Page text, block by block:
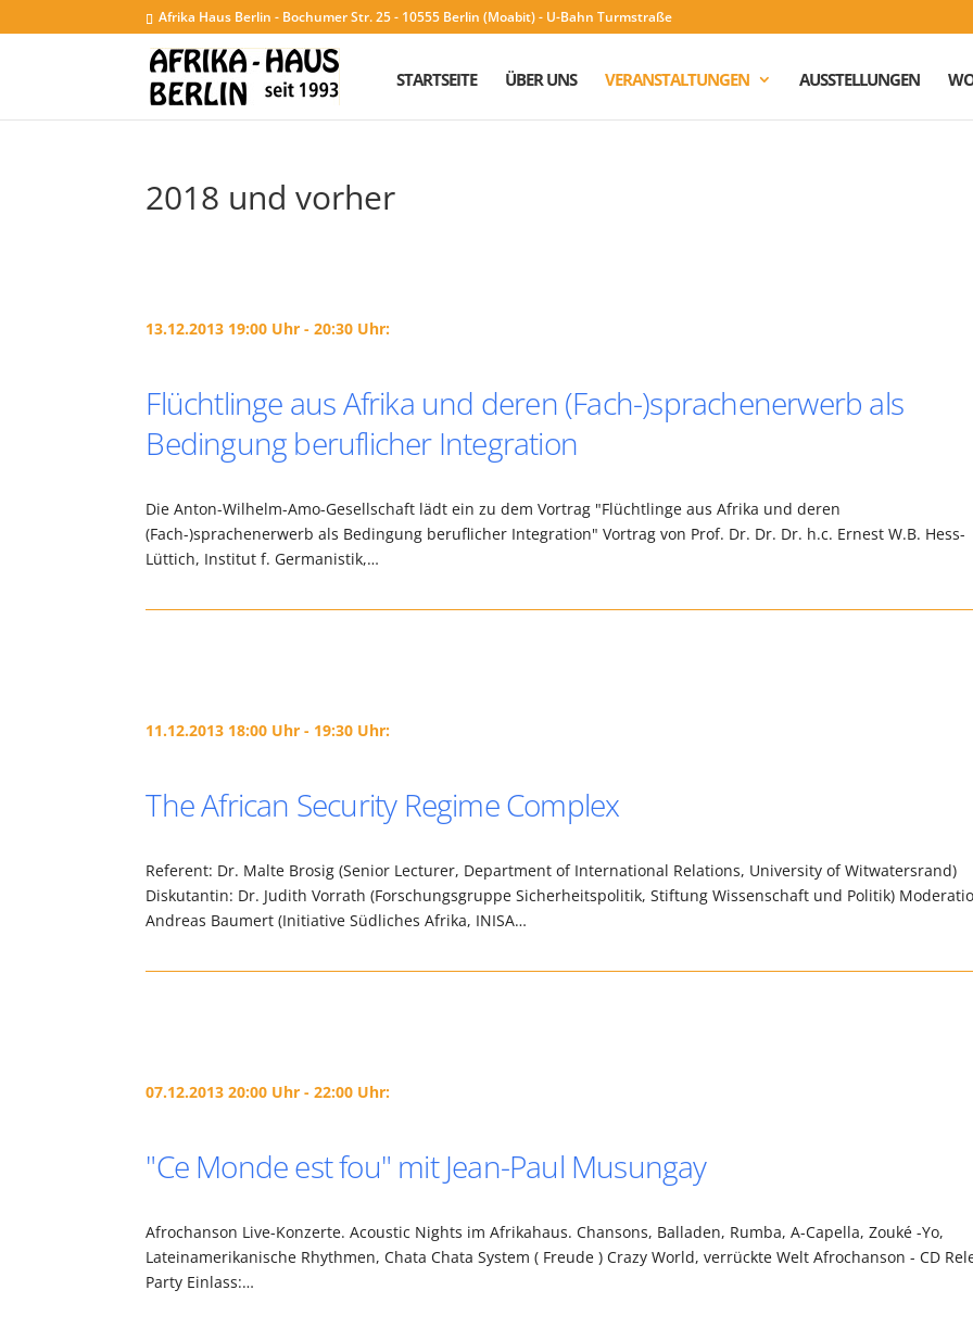
Afrika Haus Berlin - Bochumer Str. 25 - 10555 Berlin (Moabit) - U-Bahn Turmstraße
STARTSEITE ÜBER UNS VERANSTALTUNGEN AUSSTELLUNGEN
2018 und vorher
13.12.2013 19:00 Uhr - 20:30 Uhr:
Flüchtlinge aus Afrika und deren (Fach-)sprachenerwerb als
Bedingung beruflicher Integration
Die Anton-Wilhelm-Amo-Gesellschaft lädt ein zu dem Vortrag "Flüchtlinge aus Afrika und deren
(Fach-)sprachenerwerb als Bedingung beruflicher Integration" Vortrag von Prof. Dr. Dr. Dr. h.c. Ernest W.B. Hess-
Lüttich, Institut f. Germanistik,…
11.12.2013 18:00 Uhr - 19:30 Uhr:
The African Security Regime Complex
Referent: Dr. Malte Brosig (Senior Lecturer, Department of International Relations, University of Witwatersrand)
Diskutantin: Dr. Judith Vorrath (Forschungsgruppe Sicherheitspolitik, Stiftung Wissenschaft und Politik)
Andreas Baumert (Initiative Südliches Afrika, INISA…
07.12.2013 20:00 Uhr - 22:00 Uhr:
"Ce Monde est fou" mit Jean-Paul Musungay
Afrochanson Live-Konzerte. Acoustic Nights im Afrikahaus. Chansons, Balladen, Rumba, A-Capella, Zouké -Yo,
Lateinamerikanische Rhythmen, Chata Chata System ( Freude ) Crazy World, verrückte Welt Afrochanson - CD
Party Einlass:…